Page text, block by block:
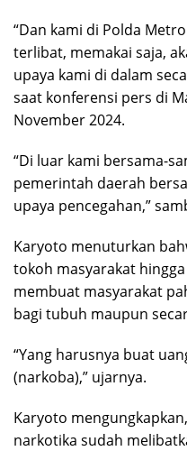
“Dan kami di Polda
terlibat, memakai saja,
upaya kami di dalam
saat konferensi pers di
November 2024.
“Di luar kami bersama-
pemerintah daerah
upaya pencegahan,”
Karyoto menuturkan
tokoh masyarakat
membuat masyarakat
bagi tubuh maupun
“Yang harusnya buat
(narkoba),” ujarnya.
Karyoto
narkotika sudah